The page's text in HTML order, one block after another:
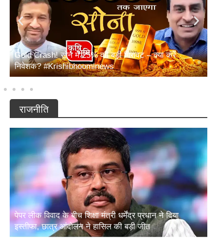
ईरान-खाड़ी संघर्ष का असर! सोलापुर के किसानों को भारी नुकसान
| Banana Price Crash
राजनीति
पेपर लीक विवाद के बीच शिक्षा मंत्री धर्मेंद्र प्रधान ने दिया
इस्तीफा, छात्र आंदोलन ने हासिल की बड़ी जीत